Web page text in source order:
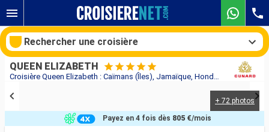
Croisière Queen Elizabeth : Caïmans (Îles), Jamaïque, Honduras, Mexique, États-Unis, Porto Rico, Antigua-et-Barbuda, Sainte-Lucie, Barbade, Saint-Martin au départ de Miami
QUEEN ELIZABETH
+ 72 photos
Payez en 4 fois dès 805 €/mois
Rechercher une croisière